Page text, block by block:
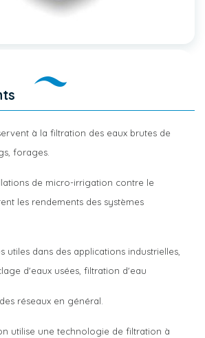
à la filtration des eaux brutes de
forages.
de micro-irrigation contre le
les rendements des systèmes
utiles dans des applications industrielles,
d'eaux usées, filtration d'eau
réseaux en général.
utilise une technologie de filtration à